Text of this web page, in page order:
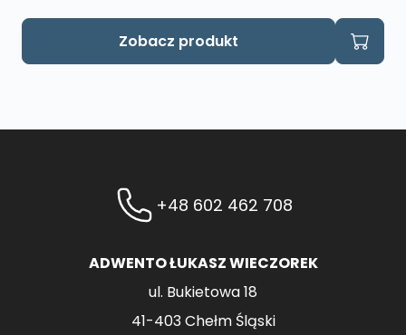
Zobacz produkt
+48 602 462 708
ADWENTO ŁUKASZ WIECZOREK
ul. Bukietowa 18
41-403 Chełm Śląski